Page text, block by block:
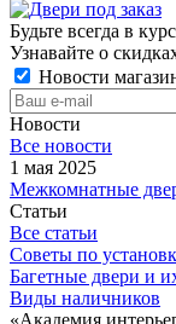
Будьте всегда в
Узнавайте о
Новости
Новости
Все новости
1 мая 2025
Межкомнатные
Статьи
Все статьи
Советы по
Багетные двери и
Виды наличников
«Академия